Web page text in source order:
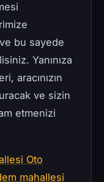
bu sayede
Yanınıza
aracınızın
ve sizin
etmenizi
Oto
mahallesi